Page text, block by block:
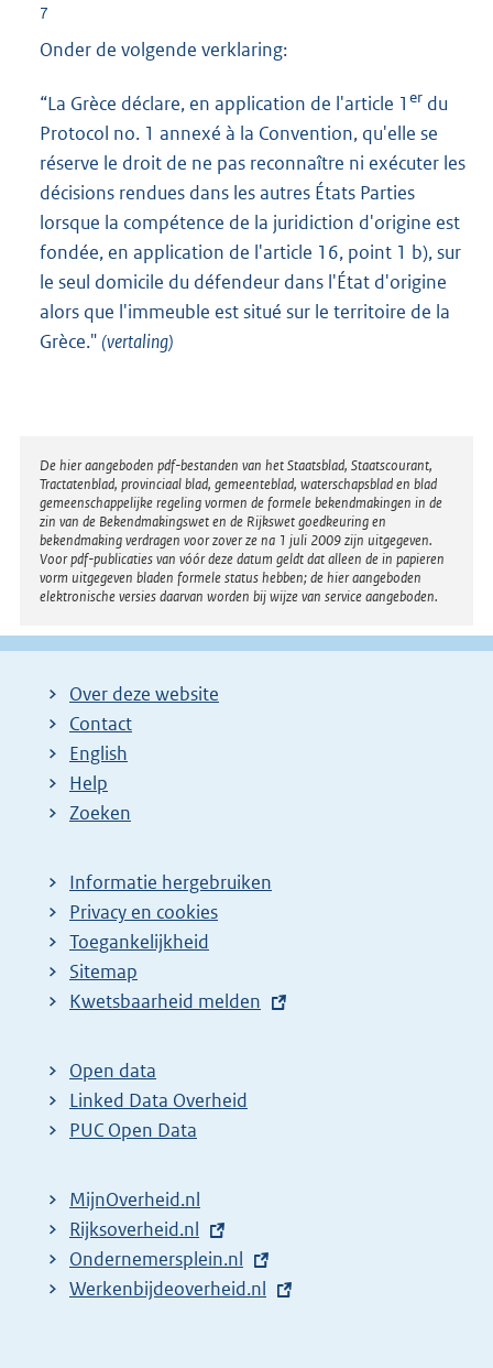
7
Onder de volgende verklaring:
“La Grèce déclare, en application de l'article 1 er du
Protocol no. 1 annexé à la Convention, qu'elle se
réserve le droit de ne pas reconnaître ni exécuter les
décisions rendues dans les autres États Parties
lorsque la compétence de la juridiction d'origine est
fondée, en application de l'article 16, point 1 b), sur
le seul domicile du défendeur dans l'État d'origine
alors que l'immeuble est situé sur le territoire de la
Grèce." (vertaling)
Disclaimer
De hier aangeboden pdf-bestanden van het Staatsblad, Staatscourant,
Tractatenblad, provinciaal blad, gemeenteblad, waterschapsblad en blad
gemeenschappelijke regeling vormen de formele bekendmakingen in de
zin van de Bekendmakingswet en de Rijkswet goedkeuring en
bekendmaking verdragen voor zover ze na 1 juli 2009 zijn uitgegeven.
Voor pdf-publicaties van vóór deze datum geldt dat alleen de in papieren
vorm uitgegeven bladen formele status hebben; de hier aangeboden
elektronische versies daarvan worden bij wijze van service aangeboden.
Over deze website
Contact
English
Help
Zoeken
Informatie hergebruiken
Privacy en cookies
Toegankelijkheid
Sitemap
E
t
e
r
l
i
n
k
Kwetsbaarheid melden
Open data
Linked Data Overheid
PUC Open Data
MijnOverheid.nl
E
x
t
Rijksoverheid.nl
E
x
Ondernemersplein.nl
E
Werkenbijdeoverheid.nl